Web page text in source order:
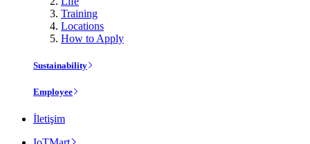
Training
Locations
How to Apply
Sustainability
Employee
İletişim